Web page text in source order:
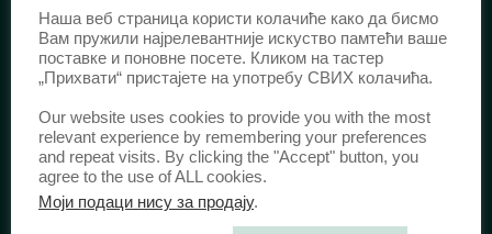
еISSN:2406-2693(Онлајн издање)
DOI:10.51204/Anali_PFBU_1906
ИЗДАВАЧ /
Правни факултет Универзитета у
Београду
Булевар краља Александра 67
Наша веб страница користи колачиће како да бисмо
Вам пружили најрелевантније искуство памтећи ваше
поставке и поновне посете. Кликом на тастер
„Прихвати“ пристајете на употребу СВИХ колачића.
Our website uses cookies to provide you with the most
relevant experience by remembering your preferences
and repeat visits. By clicking the "Accept" button, you
agree to the use of ALL cookies.
Моји подаци нису за продају.